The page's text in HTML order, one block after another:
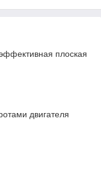
плоская
двигателя